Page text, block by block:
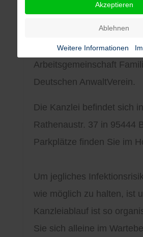
Familienrecht zu führen.
erfolgte die Weiterbildung
Mediatorin. Sie ist
Arbeitsgemeinschaft
Deutschen AnwaltVerein.
Die Kanzlei befindet sich
Rathenaustr. 37 in 95444
Parkplätze finden Sie im
Um jegliches
wie möglich zu halten, ist
Kanzleiablauf ist so
Sie sich alleine im
Akzeptieren
Ablehnen
Weitere Informationen